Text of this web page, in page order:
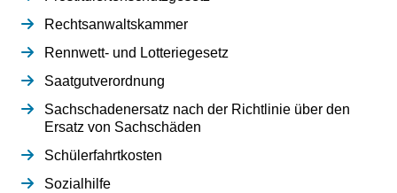
Rechtsanwaltskammer
Rennwett- und Lotteriegesetz
Saatgutverordnung
Sachschadenersatz nach der Richtlinie über den
Ersatz von Sachschäden
Schülerfahrtkosten
Sozialhilfe